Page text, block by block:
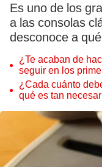
Es uno de los
a las consolas
desconoce a
¿Te acaban de
seguir en los
¿Cada cuánto
qué es tan